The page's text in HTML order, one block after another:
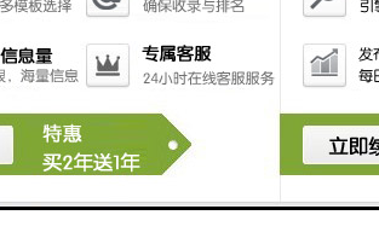
也得到了用户对博慈团队的高技术及高质
可。
二、楼盘参数
1、航天科技广场由2栋层建筑组成的写字
地上48层，一下4层，238米辅楼B座：地
层，138米群楼：6层 ，31.6米，层高5.1米